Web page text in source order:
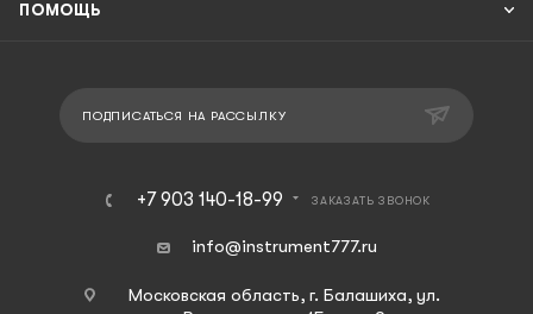
ПОМОЩЬ
ПОДПИСАТЬСЯ НА РАССЫЛКУ
+7 903 140-18-99 ЗАКАЗАТЬ ЗВОНОК
info@instrument777.ru
Московская область, г. Балашиха, ул.